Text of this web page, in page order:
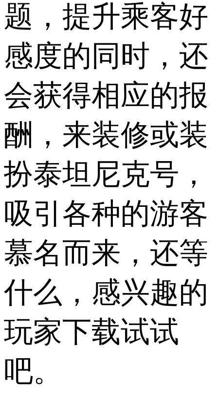
题，提升乘客好
感度的同时，还
会获得相应的报
酬，来装修或装
扮泰坦尼克号，
吸引各种的游客
慕名而来，还等
什么，感兴趣的
玩家下载试试
吧。